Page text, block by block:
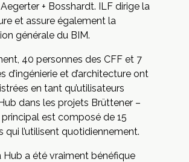
Aegerter + Bosshardt. ILF dirige la
et assure également la
générale du BIM.
40 personnes des CFF et 7
d’ingénierie et d’architecture ont
en tant qu’utilisateurs
dans les projets Brüttener –
est composé de 15
qui l’utilisent quotidiennement.
Hub a été vraiment bénéfique